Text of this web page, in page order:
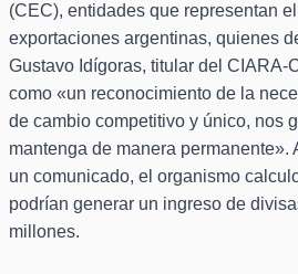
(CEC), entidades que representan
exportaciones argentinas, quienes
Gustavo Idígoras, titular del CIARA-
como «un reconocimiento de la
de cambio competitivo y único, nos
mantenga de manera permanente».
un comunicado, el organismo
podrían generar un ingreso de
millones.